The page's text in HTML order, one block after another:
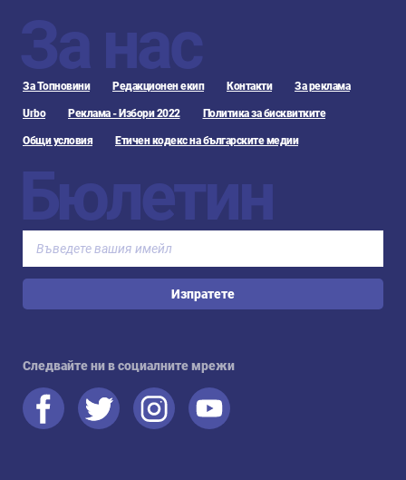
За нас
За Топновини Редакционен екип Контакти За реклама
Urbo Реклама - Избори 2022 Политика за бисквитките
Общи условия Етичен кодекс на българските медии
Бюлетин
Изпратете
Следвайте ни в социалните мрежи